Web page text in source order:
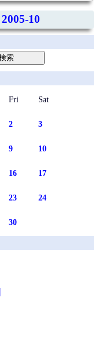
2005-10
Fri Sat
2 3
9 10
16 17
23 24
30